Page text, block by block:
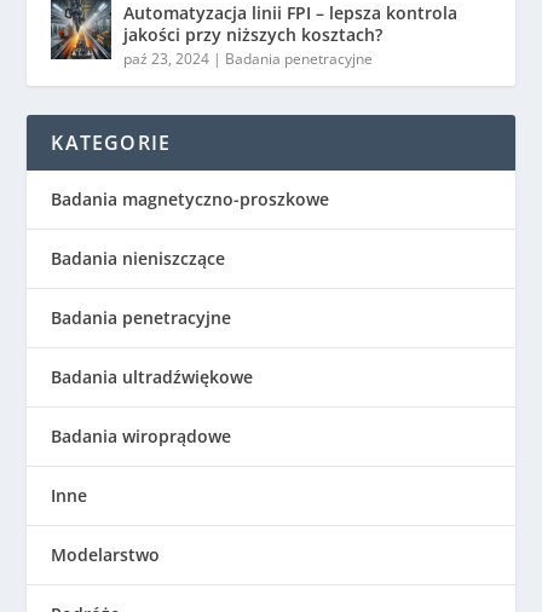
Automatyzacja linii FPI – lepsza kontrola
jakości przy niższych kosztach?
paź 23, 2024 | Badania penetracyjne
KATEGORIE
Badania magnetyczno-proszkowe
Badania nieniszczące
Badania penetracyjne
Badania ultradźwiękowe
Badania wiroprądowe
Inne
Modelarstwo